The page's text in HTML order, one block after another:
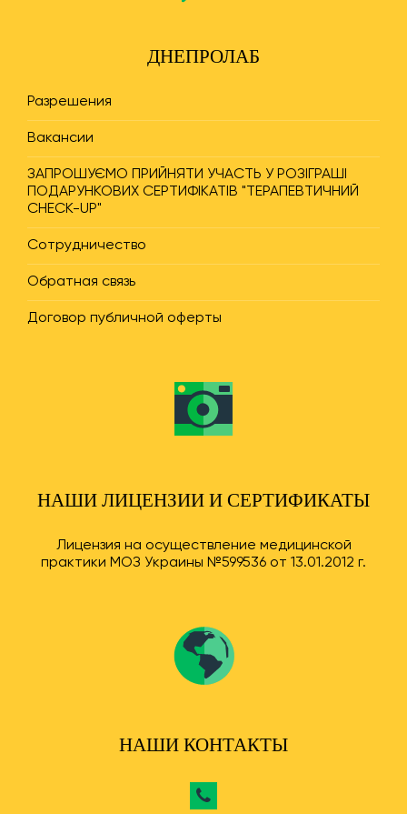
ДНЕПРОЛАБ
Разрешения
Вакансии
ЗАПРОШУЄМО ПРИЙНЯТИ УЧАСТЬ У РОЗІГРАШІ
ПОДАРУНКОВИХ СЕРТИФІКАТІВ "ТЕРАПЕВТИЧНИЙ
CHECK-UP"
Сотрудничество
Обратная связь
Договор публичной оферты
НАШИ ЛИЦЕНЗИИ И СЕРТИФИКАТЫ
Лицензия на осуществление медицинской
практики МОЗ Украины №599536 от 13.01.2012 г.
НАШИ КОНТАКТЫ